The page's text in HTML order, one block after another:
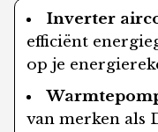
Inverter
efficiënt
op je
van merken als